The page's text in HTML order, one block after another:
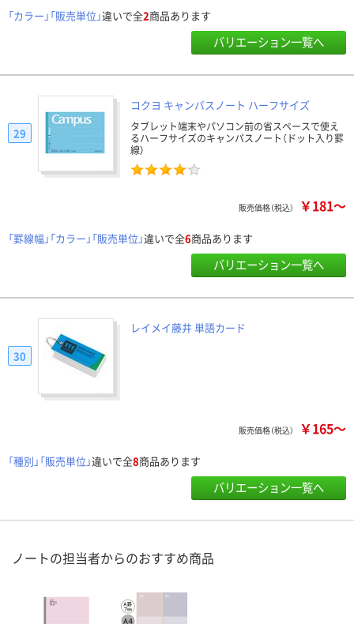
「カラー」「販売単位」違いで全2商品あります
バリエーション一覧へ
コクヨ キャンパスノート ハーフサイズ
タブレット端末やパソコン前の省スペースで使え
るハーフサイズのキャンパスノート（ドット入り罫
線）
29
販売価格（税込） ￥181～
「罫線幅」「カラー」「販売単位」違いで全6商品あります
バリエーション一覧へ
レイメイ藤井 単語カード
30
販売価格（税込） ￥165～
「種別」「販売単位」違いで全8商品あります
バリエーション一覧へ
ノートの担当者からのおすすめ商品